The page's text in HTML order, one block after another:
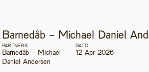
Barnedåb - Michael Daniel
PARTNERS
Barnedåb - Michael
Daniel Andersen
DATO
12 Apr 2026